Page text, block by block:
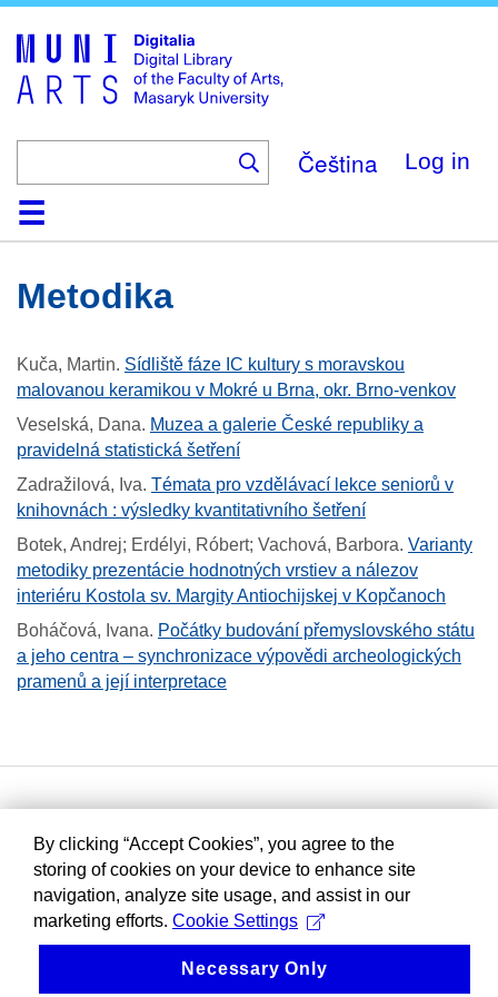
main
content
Čeština Log in
HomeCollections
Browse
Search
About
HelpContactDigitalia
Metodika
Kuča, Martin. Sídliště fáze IC kultury s moravskou
malovanou keramikou v Mokré u Brna, okr. Brno-venkov
Veselská, Dana. Muzea a galerie České republiky a
pravidelná statistická šetření
Zadražilová, Iva. Témata pro vzdělávací lekce seniorů v
knihovnách : výsledky kvantitativního šetření
Botek, Andrej; Erdélyi, Róbert; Vachová, Barbora. Varianty
metodiky prezentácie hodnotných vrstiev a nálezov
interiéru Kostola sv. Margity Antiochijskej v Kopčanoch
Boháčová, Ivana. Počátky budování přemyslovského státu
a jeho centra – synchronizace výpovědi archeologických
pramenů a její interpretace
By clicking “Accept Cookies”, you agree to the
storing of cookies on your device to enhance site
navigation, analyze site usage, and assist in our
marketing efforts. Cookie Settings
Necessary Only